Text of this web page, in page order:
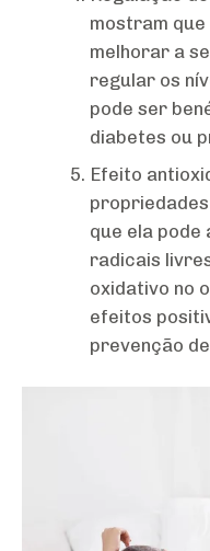
mostram
melhorar a
regular os
pode ser
diabetes ou
Efeito
que ela pode
radicais
oxidativo no
efeitos
prevenção